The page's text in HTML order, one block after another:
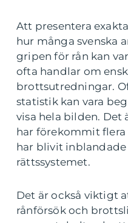
Att presentera
hur många svenska
gripen för rån kan
ofta handlar om
brottsutredningar.
statistik kan vara
visa hela bilden.
har förekommit flera
har blivit
rättssystemet.
Det är också viktigt
rånförsök och